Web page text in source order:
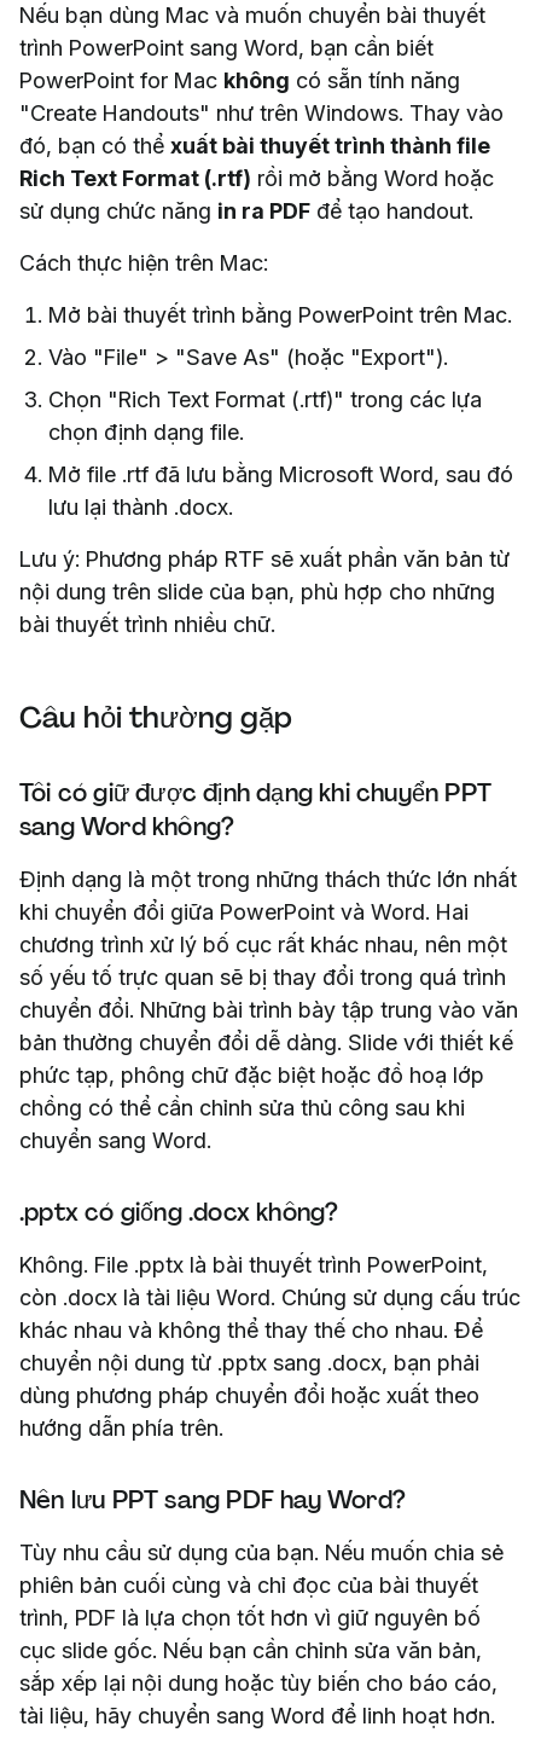
Nếu bạn dùng Mac và muốn chuyển bài thuyết
trình PowerPoint sang Word, bạn cần biết
PowerPoint for Mac không có sẵn tính năng
"Create Handouts" như trên Windows. Thay vào
đó, bạn có thể xuất bài thuyết trình thành file
Rich Text Format (.rtf) rồi mở bằng Word hoặc
sử dụng chức năng in ra PDF để tạo handout.
Cách thực hiện trên Mac:
Mở bài thuyết trình bằng PowerPoint trên Mac.
Vào "File" > "Save As" (hoặc "Export").
Chọn "Rich Text Format (.rtf)" trong các lựa
chọn định dạng file.
Mở file .rtf đã lưu bằng Microsoft Word, sau đó
lưu lại thành .docx.
Lưu ý: Phương pháp RTF sẽ xuất phần văn bản từ
nội dung trên slide của bạn, phù hợp cho những
bài thuyết trình nhiều chữ.
Câu hỏi thường gặp
Tôi có giữ được định dạng khi chuyển PPT
sang Word không?
Định dạng là một trong những thách thức lớn nhất
khi chuyển đổi giữa PowerPoint và Word. Hai
chương trình xử lý bố cục rất khác nhau, nên một
số yếu tố trực quan sẽ bị thay đổi trong quá trình
chuyển đổi. Những bài trình bày tập trung vào văn
bản thường chuyển đổi dễ dàng. Slide với thiết kế
phức tạp, phông chữ đặc biệt hoặc đồ hoạ lớp
chồng có thể cần chỉnh sửa thủ công sau khi
chuyển sang Word.
.pptx có giống .docx không?
Không. File .pptx là bài thuyết trình PowerPoint,
còn .docx là tài liệu Word. Chúng sử dụng cấu trúc
khác nhau và không thể thay thế cho nhau. Để
chuyển nội dung từ .pptx sang .docx, bạn phải
dùng phương pháp chuyển đổi hoặc xuất theo
hướng dẫn phía trên.
Nên lưu PPT sang PDF hay Word?
Tùy nhu cầu sử dụng của bạn. Nếu muốn chia sẻ
phiên bản cuối cùng và chỉ đọc của bài thuyết
trình, PDF là lựa chọn tốt hơn vì giữ nguyên bố
cục slide gốc. Nếu bạn cần chỉnh sửa văn bản,
sắp xếp lại nội dung hoặc tùy biến cho báo cáo,
tài liệu, hãy chuyển sang Word để linh hoạt hơn.